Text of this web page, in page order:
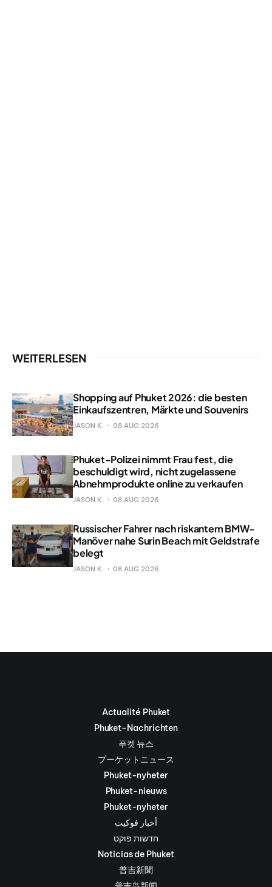
WEITERLESEN
Shopping auf Phuket 2026: die besten
Einkaufszentren, Märkte und Souvenirs
JASON K. 08 AUG 2026
Phuket-Polizei nimmt Frau fest, die
beschuldigt wird, nicht zugelassene
Abnehmprodukte online zu verkaufen
JASON K. 08 AUG 2026
Russischer Fahrer nach riskantem BMW-
Manöver nahe Surin Beach mit Geldstrafe
belegt
JASON K. 08 AUG 2026
Actualité Phuket
Phuket-Nachrichten
푸켓 뉴스
プーケットニュース
Phuket-nyheter
Phuket-nieuws
Phuket-nyheter
أخبار فوكيت
חדשות פוקט
Noticias de Phuket
普吉新聞